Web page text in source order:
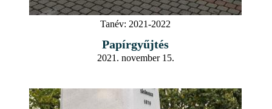
Tanév: 2021-2022
Papírgyűjtés
2021. november 15.